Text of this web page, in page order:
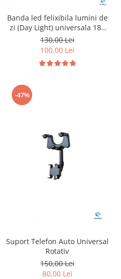
Banda led felixibila lumini de
zi (Day Light) universala 180
cm
130,00 Lei
100,00 Lei
-47%
Suport Telefon Auto Universal
Rotativ
150,00 Lei
80,00 Lei